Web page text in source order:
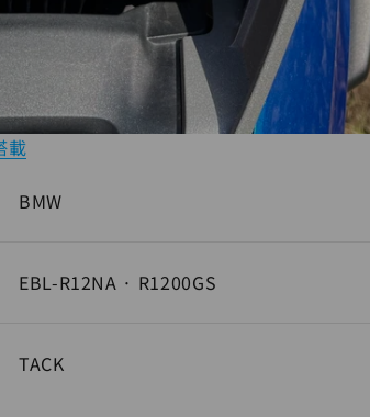
載
BMW
EBL-R12NA · R1200GS
TACK